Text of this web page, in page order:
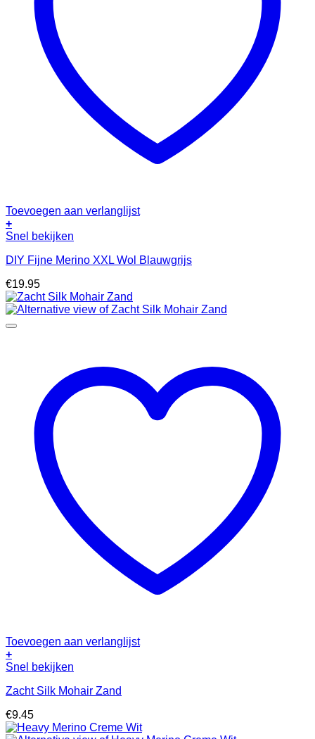
Toevoegen aan verlanglijst
+
Snel bekijken
DIY Fijne Merino XXL Wol Blauwgrijs
€19.95
Toevoegen aan verlanglijst
+
Snel bekijken
Zacht Silk Mohair Zand
€9.45